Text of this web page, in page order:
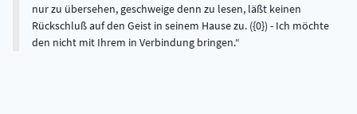
nur zu übersehen, geschweige denn zu lesen, läßt keinen
Rückschluß auf den Geist in seinem Hause zu. ({0}) - Ich möchte
den nicht mit Ihrem in Verbindung bringen.